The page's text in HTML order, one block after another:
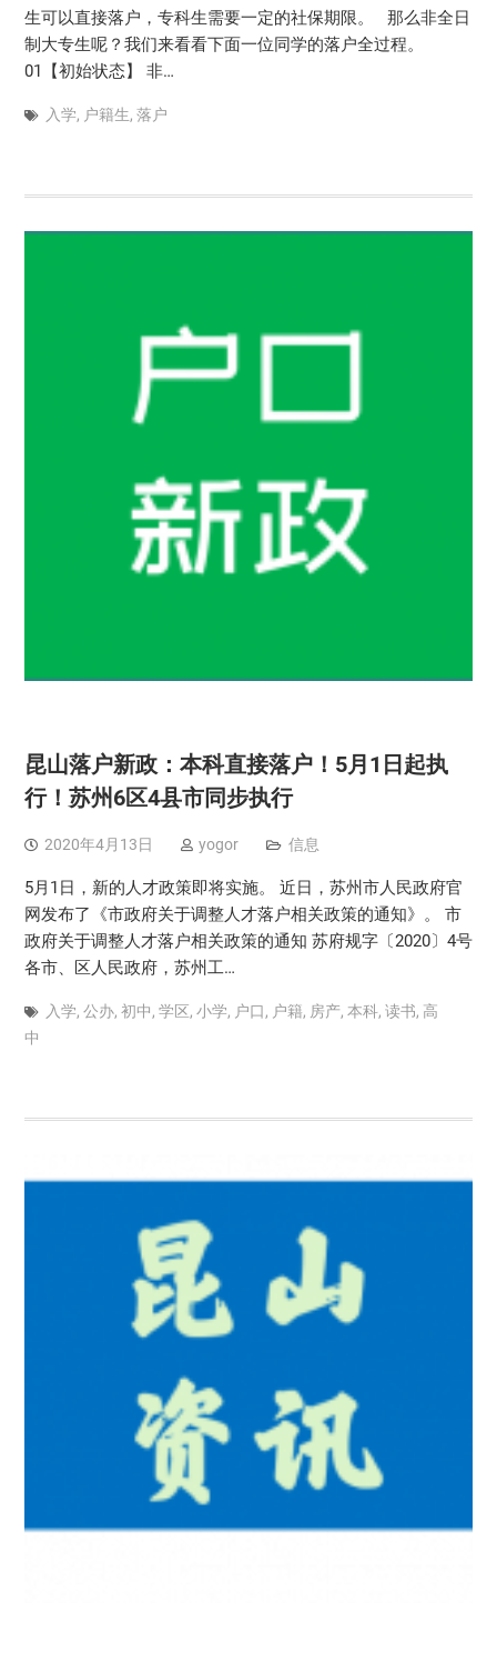
生可以直接落户，专科生需要一定的社保期限。 那么非全日
制大专生呢？我们来看看下面一位同学的落户全过程。
01【初始状态】 非…
入学, 户籍生, 落户
昆山落户新政：本科直接落户！5月1日起执
行！苏州6区4县市同步执行
2020年4月13日 yogor 信息
5月1日，新的人才政策即将实施。 近日，苏州市人民政府官
网发布了《市政府关于调整人才落户相关政策的通知》。 市
政府关于调整人才落户相关政策的通知 苏府规字〔2020〕4号
各市、区人民政府，苏州工…
入学, 公办, 初中, 学区, 小学, 户口, 户籍, 房产, 本科, 读书, 高
中